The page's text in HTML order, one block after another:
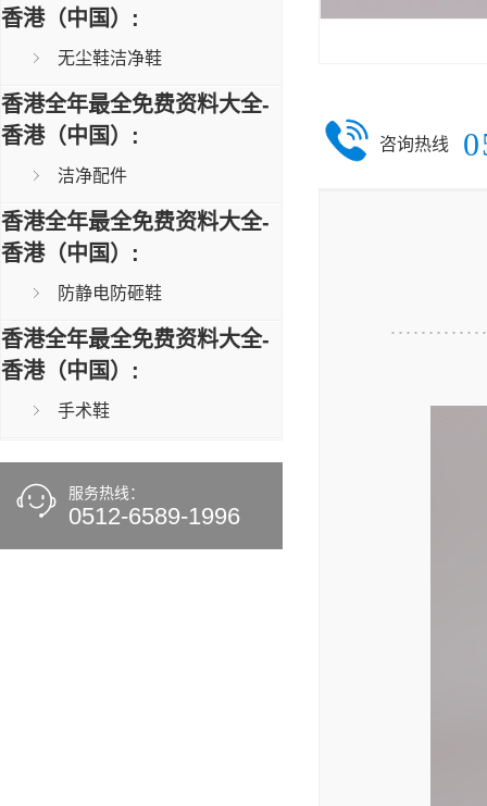
香港（中国）:
无尘鞋洁净鞋
香港全年最全免费资料大全-
香港（中国）:
洁净配件
香港全年最全免费资料大全-
香港（中国）:
防静电防砸鞋
香港全年最全免费资料大全-
香港（中国）:
手术鞋
服务热线：
0512-6589-1996
咨询热线